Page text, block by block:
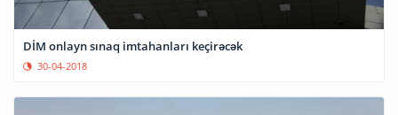
DİM onlayn sınaq imtahanları keçirəcək
30-04-2018